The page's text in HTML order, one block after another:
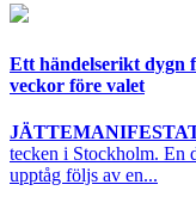
Ett händelserikt dygn
veckor före valet
tecken i Stockholm. En
upptåg följs av en...